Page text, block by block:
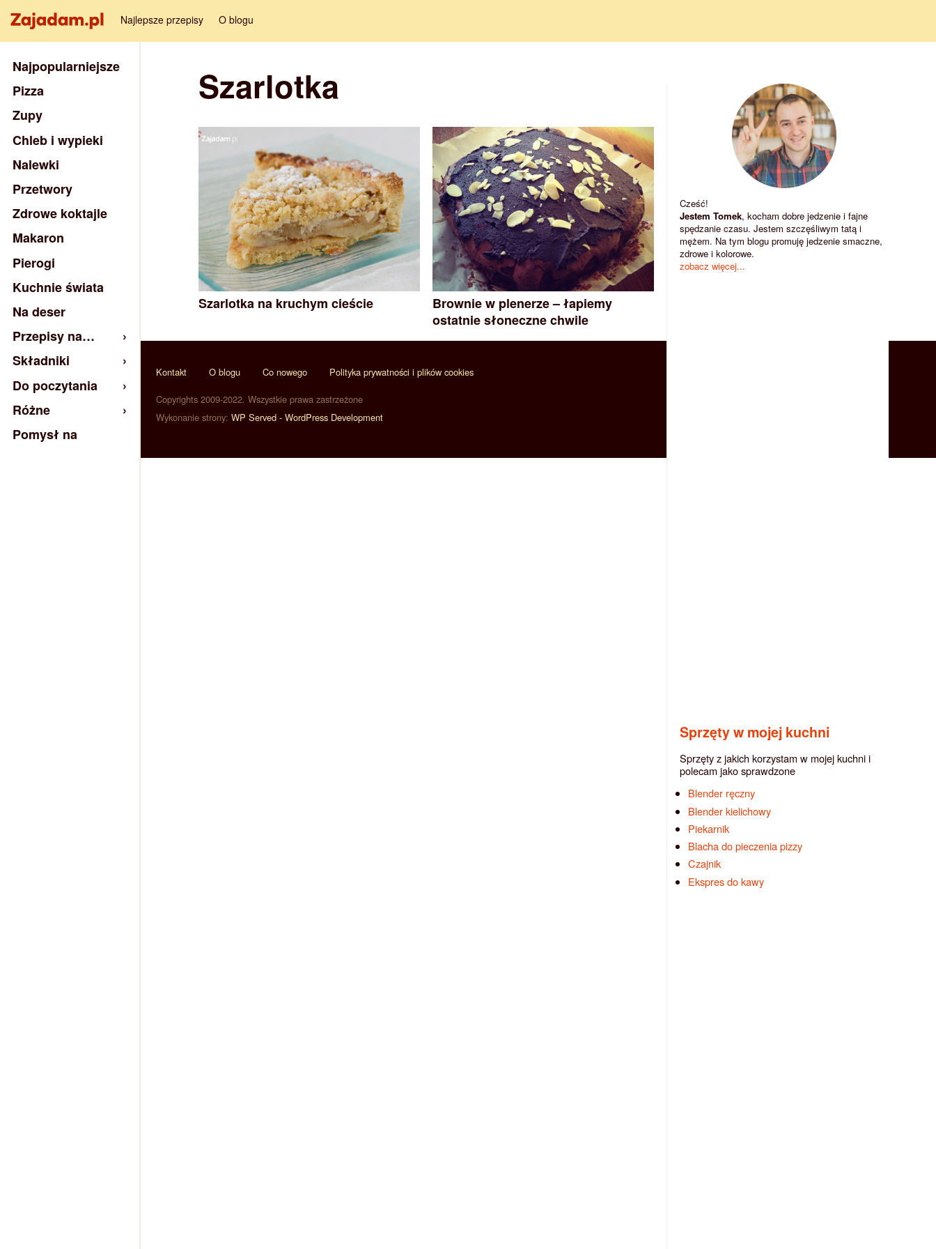
Najlepsze przepisy O blogu
Szarlotka
Szarlotka na kruchym cieście
Brownie w plenerze – łapiemy
ostatnie słoneczne chwile
Najpopularniejsze
Pizza
Zupy
Chleb i wypieki
Nalewki
Przetwory
Zdrowe koktajle
Makaron
Pierogi
Kuchnie świata
Na deser
Przepisy na…
Składniki
Do poczytania
Różne
Pomysł na
Cześć!
Jestem Tomek, kocham dobre jedzenie i fajne
spędzanie czasu. Jestem szczęśliwym tatą i
mężem. Na tym blogu promuję jedzenie smaczne,
zdrowe i kolorowe.
zobacz więcej...
Sprzęty w mojej kuchni
Sprzęty z jakich korzystam w mojej kuchni i
polecam jako sprawdzone
Blender ręczny
Blender kielichowy
Piekarnik
Blacha do pieczenia pizzy
Czajnik
Ekspres do kawy
Kontakt O blogu Co nowego Polityka prywatności i plików cookies
Copyrights 2009-2022. Wszystkie prawa zastrzeżone
Wykonanie strony: WP Served - WordPress Development